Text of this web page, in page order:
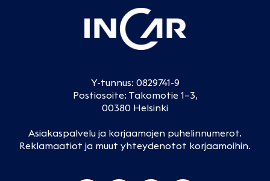
Y-tunnus: 0829741-9
Postiosoite: Takomotie 1–3,
00380 Helsinki
Asiakaspalvelu ja korjaamojen puhelinnumerot.
Reklamaatiot ja muut yhteydenotot korjaamoihin.